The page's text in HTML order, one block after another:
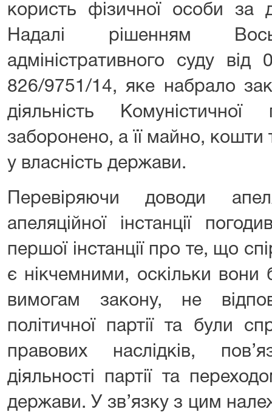
користь фізичної особи за
Надалі рішенням
адміністративного суду
826/9751/14, яке набрало
діяльність
заборонено, а її майно, кошти
у власність держави.
Перевіряючи доводи
апеляційної інстанції
першої інстанції про те, що
є нікчемними, оскільки вони
вимогам закону, не
політичної партії та були
правових наслідків,
діяльності партії та
держави. У зв’язку з цим